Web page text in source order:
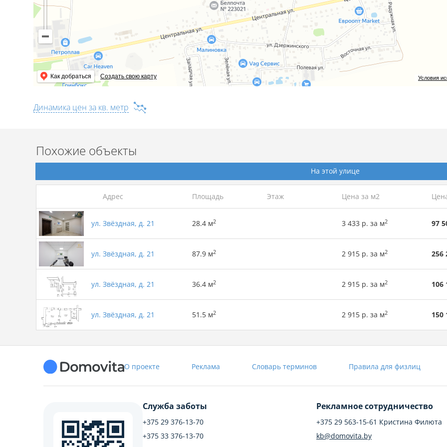
•Образование для детей: Ваши дети смогут учиться в новой, современнойшколе с бассейном
, а малыши с
будут ходить в новый
, расположенные рядом с домом.
•Удобство и комфорт:Рядом с домом также находятся все необходимые учреждения: почтовое отделение
банка
медицинские учрежденияи аптеки, что делает вашу жизнь максимально удобной.
•Экономия времени:
Расположение дома позволит вам сэкономить время на дорогу и наслаждаться каждым днем,
его на поездки по городу.
Лицензия: 02240/446 от 11.07.2022, Министерство юстиции РБ
Условия
Как добраться Создать свою карту
Динамика цен за кв. метр
Похожие объекты
На этой улице
Адрес Площадь Этаж Цена за м2
ул. Звёздная, д. 21 28.4 м2 3 433 р. за м2 97
ул. Звёздная, д. 21 87.9 м2 2 915 р. за м2 256
ул. Звёздная, д. 21 36.4 м2 2 915 р. за м2 106
ул. Звёздная, д. 21 51.5 м2 2 915 р. за м2 150
О проекте Реклама Словарь терминов Правила для физлиц
Служба заботы
+375 29 376-13-70
+375 33 376-13-70
Рекламное сотрудничество
+375 29 563-15-61 Кристина Филюта
kb@domovita.by